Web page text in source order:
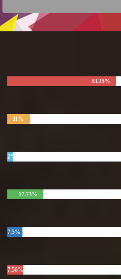
53.25%
11%
2%
17.73%
7.5%
7.56%